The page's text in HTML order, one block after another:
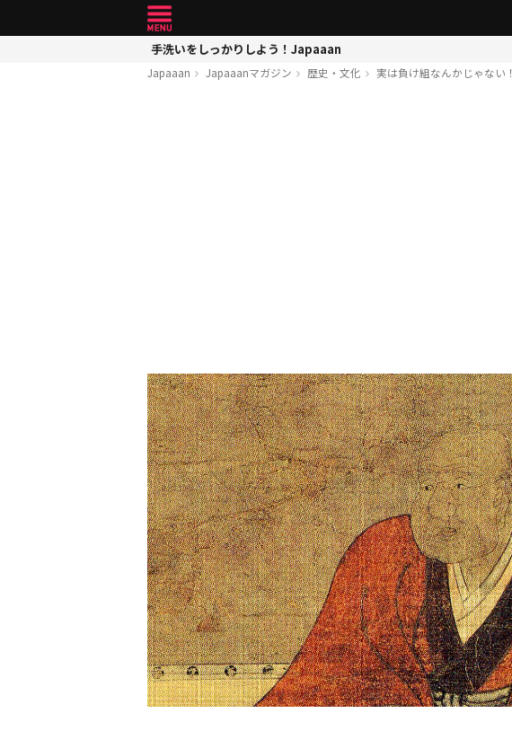
手洗いをしっかりしよう！Japaaan
Japaaan Japaaanマガジン 歴史・文化 実は負け組なんかじゃない